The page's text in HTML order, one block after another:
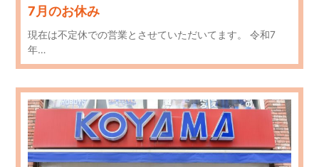
7月のお休み
現在は不定休での営業とさせていただいてます。 令和7
年…